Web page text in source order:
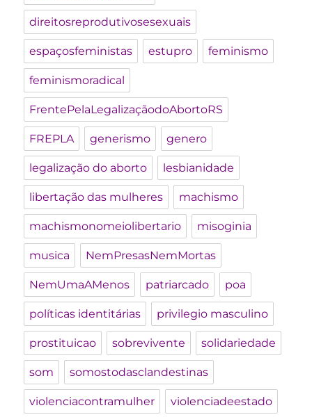
direitosreprodutivosesexuais
espaçosfeministas estupro feminismo
feminismoradical
FrentePelaLegalizaçãodoAbortoRS
FREPLA generismo genero
legalização do aborto lesbianidade
libertação das mulheres machismo
machismonomeiolibertario misoginia
musica NemPresasNemMortas
NemUmaAMenos patriarcado poa
políticas identitárias privilegio masculino
prostituicao sobrevivente solidariedade
som somostodasclandestinas
violenciacontramulher violenciadeestado